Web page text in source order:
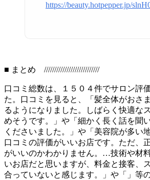
https://beauty.hotpepper.jp/
■ まとめ ///////////////////////////
口コミ総数は、１５０４件でサロン評
た。口コミを見ると、「髪全体がおさ
るようになりました。しばらく快適な
めそうです。」や「細かく長く話を聞
くださいました。」や「美容院が多い
口コミの評価がいいお店です。ただ、
がいいのかわかりません。…技術や材
いお店だと思いますが、料金と接客、
合っていないと感じます。」や「」等